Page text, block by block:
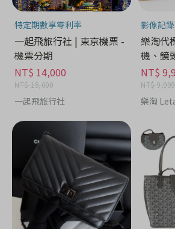
特定期數享零利率
一起飛旅行社 | 東京機票 -
機票分期
NT$ 14,000
NT$ 15,000
一起飛旅行社
影像記
樂淘代
機、鏡
期
NT$
NT$ 9,999
樂淘